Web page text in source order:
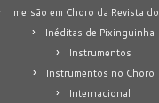
Imersão em Choro da Revista
Inéditas de Pixinguinha
Instrumentos
Instrumentos no Choro
Internacional